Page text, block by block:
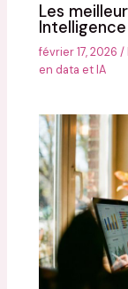
Les
Intelligence
février 17, 2026/
en data et IA